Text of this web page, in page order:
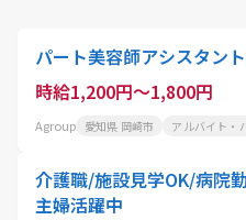
パート美容師アシスタン
時給1,200円～1,800円
Agroup 愛知県 岡崎市 アルバイト・
介護職/施設見学OK/病院
主婦活躍中